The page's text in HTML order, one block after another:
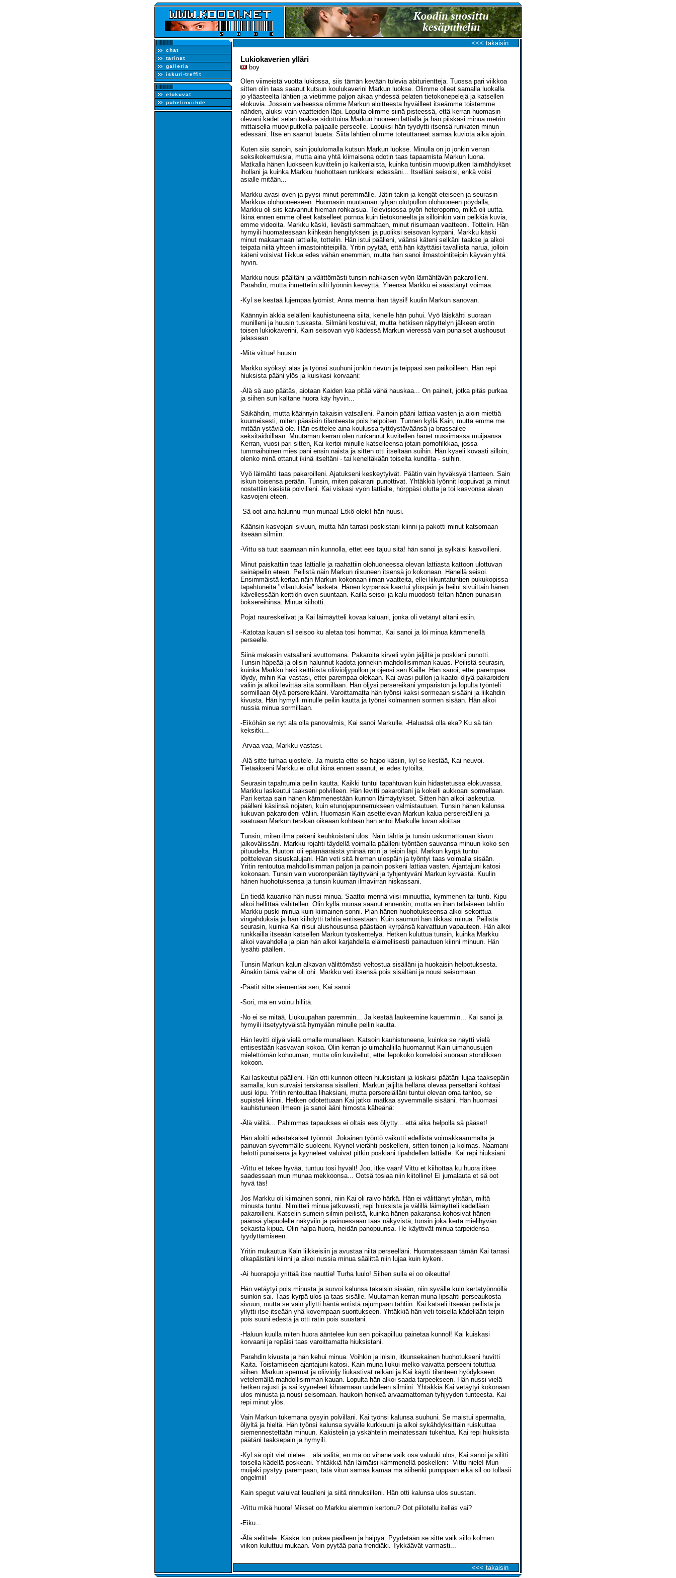
chat
tarinat
galleria
iskuri-treffit
elokuvat
puhelinviihde
<<< takaisin
Lukiokaverien ylläri
boy
Olen viimeistä vuotta lukiossa, siis tämän kevään tulevia abiturientteja. Tuossa pari viikkoa
sitten olin taas saanut kutsun koulukaverini Markun luokse. Olimme olleet samalla luokalla
jo yläasteelta lähtien ja vietimme paljon aikaa yhdessä pelaten tietokonepelejä ja katsellen
elokuvia. Jossain vaiheessa olimme Markun aloitteesta hyväilleet itseämme toistemme
nähden, aluksi vain vaatteiden läpi. Lopulta olimme siinä pisteessä, että kerran huomasin
olevani kädet selän taakse sidottuina Markun huoneen lattialla ja hän piiskasi minua metrin
mittaisella muoviputkella paljaalle perseelle. Lopuksi hän tyydytti itsensä runkaten minun
edessäni. Itse en saanut laueta. Siitä lähtien olimme toteuttaneet samaa kuviota aika ajoin.
Kuten siis sanoin, sain joululomalla kutsun Markun luokse. Minulla on jo jonkin verran
seksikokemuksia, mutta aina yhtä kiimaisena odotin taas tapaamista Markun luona.
Matkalla hänen luokseen kuvittelin jo kaikenlaista, kuinka tuntisin muoviputken läimähdykset
ihollani ja kuinka Markku huohottaen runkkaisi edessäni... Itselläni seisoisi, enkä voisi
asialle mitään...
Markku avasi oven ja pyysi minut peremmälle. Jätin takin ja kengät eteiseen ja seurasin
Markkua olohuoneeseen. Huomasin muutaman tyhjän olutpullon olohuoneen pöydällä,
Markku oli siis kaivannut hieman rohkaisua. Televisiossa pyöri heteroporno, mikä oli uutta.
Ikinä ennen emme olleet katselleet pornoa kuin tietokoneelta ja silloinkin vain pelkkiä kuvia,
emme videoita. Markku käski, lievästi sammaltaen, minut riisumaan vaatteeni. Tottelin. Hän
hymyili huomatessaan kiihkeän hengitykseni ja puoliksi seisovan kyrpäni. Markku käski
minut makaamaan lattialle, tottelin. Hän istui päälleni, väänsi käteni selkäni taakse ja alkoi
teipata niitä yhteen ilmastointiteipillä. Yritin pyytää, että hän käyttäisi tavallista narua, jolloin
käteni voisivat liikkua edes vähän enemmän, mutta hän sanoi ilmastointiteipin käyvän yhtä
hyvin.
Markku nousi päältäni ja välittömästi tunsin nahkaisen vyön läimähtävän pakaroilleni.
Parahdin, mutta ihmettelin silti lyönnin keveyttä. Yleensä Markku ei säästänyt voimaa.
-Kyl se kestää lujempaa lyömist. Anna mennä ihan täysil! kuulin Markun sanovan.
Käännyin äkkiä selälleni kauhistuneena siitä, kenelle hän puhui. Vyö läiskähti suoraan
munilleni ja huusin tuskasta. Silmäni kostuivat, mutta hetkisen räpyttelyn jälkeen erotin
toisen lukiokaverini, Kain seisovan vyö kädessä Markun vieressä vain punaiset alushousut
jalassaan.
-Mitä vittua! huusin.
Markku syöksyi alas ja työnsi suuhuni jonkin rievun ja teippasi sen paikoilleen. Hän repi
hiuksista pääni ylös ja kuiskasi korvaani:
-Älä sä auo päätäs, aiotaan Kaiden kaa pitää vähä hauskaa... On paineit, jotka pitäs purkaa
ja siihen sun kaltane huora käy hyvin...
Säikähdin, mutta käännyin takaisin vatsalleni. Painoin pääni lattiaa vasten ja aloin miettiä
kuumeisesti, miten pääsisin tilanteesta pois helpoiten. Tunnen kyllä Kain, mutta emme me
mitään ystäviä ole. Hän esittelee aina koulussa tyttöystäväänsä ja brassailee
seksitaidoillaan. Muutaman kerran olen runkannut kuvitellen hänet nussimassa muijaansa.
Kerran, vuosi pari sitten, Kai kertoi minulle katselleensa jotain pornofilkkaa, jossa
tummaihoinen mies pani ensin naista ja sitten otti itseltään suihin. Hän kyseli kovasti silloin,
olenko minä ottanut ikinä itseltäni - tai keneltäkään toiselta kundilta - suihin.
Vyö läimähti taas pakaroilleni. Ajatukseni keskeytyivät. Päätin vain hyväksyä tilanteen. Sain
iskun toisensa perään. Tunsin, miten pakarani punottivat. Yhtäkkiä lyönnit loppuivat ja minut
nostettiin käsistä polvilleni. Kai viskasi vyön lattialle, hörppäsi olutta ja toi kasvonsa aivan
kasvojeni eteen.
-Sä oot aina halunnu mun munaa! Etkö oleki! hän huusi.
Käänsin kasvojani sivuun, mutta hän tarrasi poskistani kiinni ja pakotti minut katsomaan
itseään silmiin:
-Vittu sä tuut saamaan niin kunnolla, ettet ees tajuu sitä! hän sanoi ja sylkäisi kasvoilleni.
Minut paiskattiin taas lattialle ja raahattiin olohuoneessa olevan lattiasta kattoon ulottuvan
seinäpeilin eteen. Peilistä näin Markun riisuneen itsensä jo kokonaan. Hänellä seisoi.
Ensimmäistä kertaa näin Markun kokonaan ilman vaatteita, ellei liikuntatuntien pukukopissa
tapahtuneita "vilautuksia" lasketa. Hänen kyrpänsä kaartui ylöspäin ja heilui sivuittain hänen
kävellessään keittiön oven suuntaan. Kailla seisoi ja kalu muodosti teltan hänen punaisiin
boksereihinsa. Minua kiihotti.
Pojat naureskelivat ja Kai läimäytteli kovaa kaluani, jonka oli vetänyt altani esiin.
-Katotaa kauan sil seisoo ku aletaa tosi hommat, Kai sanoi ja löi minua kämmenellä
perseelle.
Siinä makasin vatsallani avuttomana. Pakaroita kirveli vyön jäljiltä ja poskiani punotti.
Tunsin häpeää ja olisin halunnut kadota jonnekin mahdollisimman kauas. Peilistä seurasin,
kuinka Markku haki keittiöstä oliiviöljypullon ja ojensi sen Kaille. Hän sanoi, ettei parempaa
löydy, mihin Kai vastasi, ettei parempaa olekaan. Kai avasi pullon ja kaatoi öljyä pakaroideni
väliin ja alkoi levittää sitä sormillaan. Hän öljysi persereikäni ympäristön ja lopulta työnteli
sormillaan öljyä persereikääni. Varoittamatta hän työnsi kaksi sormeaan sisääni ja liikahdin
kivusta. Hän hymyili minulle peilin kautta ja työnsi kolmannen sormen sisään. Hän alkoi
nussia minua sormillaan.
-Eiköhän se nyt ala olla panovalmis, Kai sanoi Markulle. -Haluatsä olla eka? Ku sä tän
keksitki...
-Arvaa vaa, Markku vastasi.
-Älä sitte turhaa ujostele. Ja muista ettei se hajoo käsiin, kyl se kestää, Kai neuvoi.
Tietääkseni Markku ei ollut ikinä ennen saanut, ei edes tytöiltä.
Seurasin tapahtumia peilin kautta. Kaikki tuntui tapahtuvan kuin hidastetussa elokuvassa.
Markku laskeutui taakseni polvilleen. Hän levitti pakaroitani ja kokeili aukkoani sormellaan.
Pari kertaa sain hänen kämmenestään kunnon läimäytykset. Sitten hän alkoi laskeutua
päälleni käsiinsä nojaten, kuin etunojapunnerrukseen valmistautuen. Tunsin hänen kalunsa
liukuvan pakaroideni väliin. Huomasin Kain asettelevan Markun kalua persereiälleni ja
saatuaan Markun terskan oikeaan kohtaan hän antoi Markulle luvan aloittaa.
Tunsin, miten ilma pakeni keuhkoistani ulos. Näin tähtiä ja tunsin uskomattoman kivun
jalkovälissäni. Markku rojahti täydellä voimalla päälleni työntäen sauvansa minuun koko sen
pituudelta. Huutoni oli epämääräistä yninää rätin ja teipin läpi. Markun kyrpä tuntui
polttelevan sisuskalujani. Hän veti sitä hieman ulospäin ja työntyi taas voimalla sisään.
Yritin rentoutua mahdollisimman paljon ja painoin poskeni lattiaa vasten. Ajantajuni katosi
kokonaan. Tunsin vain vuoronperään täyttyväni ja tyhjentyväni Markun kyrvästä. Kuulin
hänen huohotuksensa ja tunsin kuuman ilmavirran niskassani.
En tiedä kauanko hän nussi minua. Saattoi mennä viisi minuuttia, kymmenen tai tunti. Kipu
alkoi hellittää vähitellen. Olin kyllä munaa saanut ennenkin, mutta en ihan tällaiseen tahtiin.
Markku puski minua kuin kiimainen sonni. Pian hänen huohotukseensa alkoi sekoittua
vingahduksia ja hän kiihdytti tahtia entisestään. Kuin saumuri hän tikkasi minua. Peilistä
seurasin, kuinka Kai riisui alushousunsa päästäen kyrpänsä kaivattuun vapauteen. Hän alkoi
runkkailla itseään katsellen Markun työskentelyä. Hetken kuluttua tunsin, kuinka Markku
alkoi vavahdella ja pian hän alkoi karjahdella eläimellisesti painautuen kiinni minuun. Hän
lysähti päälleni.
Tunsin Markun kalun alkavan välittömästi veltostua sisälläni ja huokaisin helpotuksesta.
Ainakin tämä vaihe oli ohi. Markku veti itsensä pois sisältäni ja nousi seisomaan.
-Päätit sitte siementää sen, Kai sanoi.
-Sori, mä en voinu hillitä.
-No ei se mitää. Liukuupahan paremmin... Ja kestää laukeemine kauemmin... Kai sanoi ja
hymyili itsetyytyväistä hymyään minulle peilin kautta.
Hän levitti öljyä vielä omalle munalleen. Katsoin kauhistuneena, kuinka se näytti vielä
entisestään kasvavan kokoa. Olin kerran jo uimahallilla huomannut Kain uimahousujen
mielettömän kohouman, mutta olin kuvitellut, ettei lepokoko korreloisi suoraan stondiksen
kokoon.
Kai laskeutui päälleni. Hän otti kunnon otteen hiuksistani ja kiskaisi päätäni lujaa taaksepäin
samalla, kun survaisi terskansa sisälleni. Markun jäljiltä hellänä olevaa persettäni kohtasi
uusi kipu. Yritin rentouttaa lihaksiani, mutta persereiälläni tuntui olevan oma tahtoo, se
supisteli kiinni. Hetken odotettuaan Kai jatkoi matkaa syvemmälle sisääni. Hän huomasi
kauhistuneen ilmeeni ja sanoi ääni himosta käheänä:
-Älä välitä... Pahimmas tapaukses ei oltais ees öljytty... että aika helpolla sä pääset!
Hän aloitti edestakaiset työnnöt. Jokainen työntö vaikutti edellistä voimakkaammalta ja
painuvan syvemmälle suoleeni. Kyynel vierähti poskelleni, sitten toinen ja kolmas. Naamani
helotti punaisena ja kyyneleet valuivat pitkin poskiani tipahdellen lattialle. Kai repi hiuksiani:
-Vittu et tekee hyvää, tuntuu tosi hyvält! Joo, itke vaan! Vittu et kiihottaa ku huora itkee
saadessaan mun munaa mekkoonsa... Ootsä tosiaa niin kiitolline! Ei jumalauta et sä oot
hyvä täs!
Jos Markku oli kiimainen sonni, niin Kai oli raivo härkä. Hän ei välittänyt yhtään, miltä
minusta tuntui. Nimitteli minua jatkuvasti, repi hiuksista ja välillä läimäytteli kädellään
pakaroilleni. Katselin sumein silmin peilistä, kuinka hänen pakaransa kohosivat hänen
päänsä yläpuolelle näkyviin ja painuessaan taas näkyvistä, tunsin joka kerta mielihyvän
sekaista kipua. Olin halpa huora, heidän panopuunsa. He käyttivät minua tarpeidensa
tyydyttämiseen.
Yritin mukautua Kain liikkeisiin ja avustaa niitä perseelläni. Huomatessaan tämän Kai tarrasi
olkapäistäni kiinni ja alkoi nussia minua säälittä niin lujaa kuin kykeni.
-Ai huorapoju yrittää itse nauttia! Turha luulo! Siihen sulla ei oo oikeutta!
Hän vetäytyi pois minusta ja survoi kalunsa takaisin sisään, niin syvälle kuin kertatyönnöllä
suinkin sai. Taas kyrpä ulos ja taas sisälle. Muutaman kerran muna lipsahti perseaukosta
sivuun, mutta se vain yllytti häntä entistä rajumpaan tahtiin. Kai katseli itseään peilistä ja
yllytti itse itseään yhä kovempaan suoritukseen. Yhtäkkiä hän veti toisella kädellään teipin
pois suuni edestä ja otti rätin pois suustani.
-Haluun kuulla miten huora ääntelee kun sen poikapilluu painetaa kunnol! Kai kuiskasi
korvaani ja repäisi taas varoittamatta hiuksistani.
Parahdin kivusta ja hän kehui minua. Voihkin ja inisin, itkunsekainen huohotukseni huvitti
Kaita. Toistamiseen ajantajuni katosi. Kain muna liukui melko vaivatta perseeni totuttua
siihen. Markun spermat ja oliiviöljy liukastivat reikäni ja Kai käytti tilanteen hyödykseen
vetelemällä mahdollisimman kauan. Lopulta hän alkoi saada tarpeekseen. Hän nussi vielä
hetken rajusti ja sai kyyneleet kihoamaan uudelleen silmiini. Yhtäkkiä Kai vetäytyi kokonaan
ulos minusta ja nousi seisomaan. haukoin henkeä arvaamattoman tyhjyyden tunteesta. Kai
repi minut ylös.
Vain Markun tukemana pysyin polvillani. Kai työnsi kalunsa suuhuni. Se maistui spermalta,
öljyltä ja hieltä. Hän työnsi kalunsa syvälle kurkkuuni ja alkoi sykähdyksittäin ruiskuttaa
siemennestettään minuun. Kakistelin ja yskähtelin meinatessani tukehtua. Kai repi hiuksista
päätäni taaksepäin ja hymyili.
-Kyl sä opit viel nielee... älä välitä, en mä oo vihane vaik osa valuuki ulos, Kai sanoi ja silitti
toisella kädellä poskeani. Yhtäkkiä hän läimäisi kämmenellä poskelleni: -Vittu niele! Mun
muijaki pystyy parempaan, tätä vitun samaa kamaa mä siihenki pumppaan eikä sil oo tollasii
ongelmii!
Kain spegut valuivat leualleni ja siitä rinnuksilleni. Hän otti kalunsa ulos suustani.
-Vittu mikä huora! Mikset oo Markku aiemmin kertonu? Oot piilotellu itelläs vai?
-Eiku...
-Älä selittele. Käske ton pukea päälleen ja häipyä. Pyydetään se sitte vaik sillo kolmen
viikon kuluttuu mukaan. Voin pyytää paria frendiäki. Tykkäävät varmasti...
<<< takaisin